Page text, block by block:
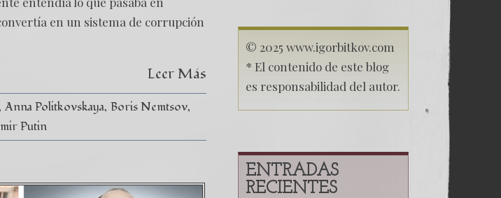
en un sistema de corrupción
Leer Más
Anna Politkovskaya Boris Nemtsov
Putin
© 2025 www.igorbitkov.com
* El contenido de este blog
es responsabilidad del autor.
ENTRADAS
RECIENTES